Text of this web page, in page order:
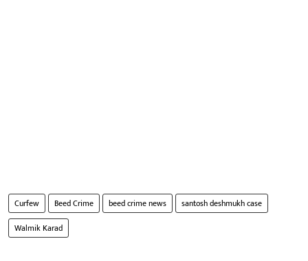
Curfew Beed Crime beed crime news
santosh deshmukh case
Walmik Karad